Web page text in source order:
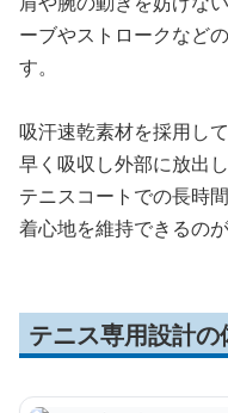
ーブやストロークなど
す。
吸汗速乾素材を採用し
早く吸収し外部に放出し
テニスコートでの長時
着心地を維持できるのが
テニス専用設計